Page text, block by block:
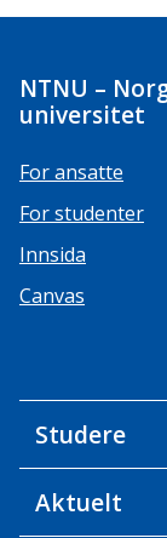
NTNU –
universitet
For ansatte
For studenter
Innsida
Canvas
Studere
Aktuelt